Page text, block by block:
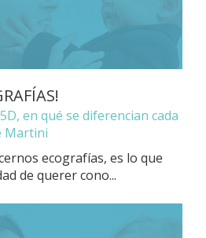
en qué se diferencian cada
Martini
ecografías, es lo que
de querer cono...